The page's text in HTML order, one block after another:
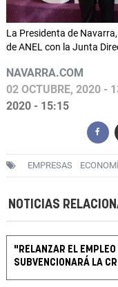
La Presidenta de
de ANEL con la Junta
NAVARRA.COM
02 OCTUBRE, 2020 -
2020 - 15:15
EMPRESAS
NOTICIAS
"RELANZAR EL
SUBVENCIONARÁ LA